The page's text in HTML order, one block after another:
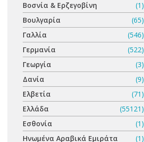
Βοσνία & Ερζεγοβίνη
(1)
Βουλγαρία
(65)
Γαλλία
(546)
Γερμανία
(522)
Γεωργία
(3)
Δανία
(9)
Ελβετία
(71)
Ελλάδα
(55121)
Εσθονία
(1)
Ηνωμένα Αραβικά Εμιράτα
(1)